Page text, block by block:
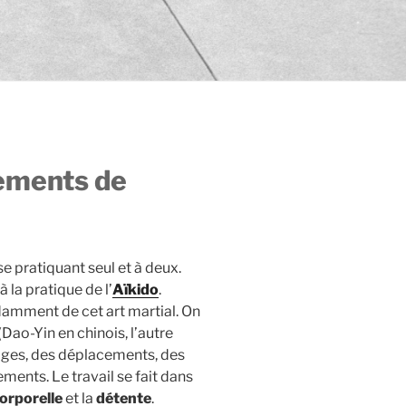
de
pratiquant seul et à deux.
la pratique de l’Aïkido.
de cet art martial. On
Yin en chinois, l’autre
des déplacements, des
Le travail se fait dans
et la détente.